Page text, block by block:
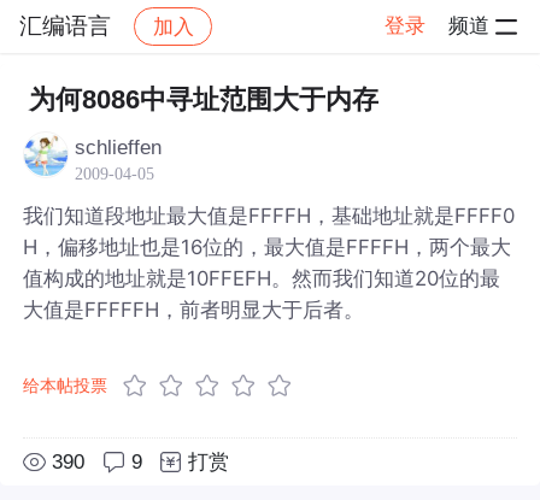
汇编语言 加入 登录 频道
社区 汇编语言 帖子详情
为何8086中寻址范围大于内存
schlieffen
2009-04-05
我们知道段地址最大值是FFFFH，基础地址就是FFFF0
H，偏移地址也是16位的，最大值是FFFFH，两个最大
值构成的地址就是10FFEFH。然而我们知道20位的最
大值是FFFFFH，前者明显大于后者。
给本帖投票
390 9 打赏